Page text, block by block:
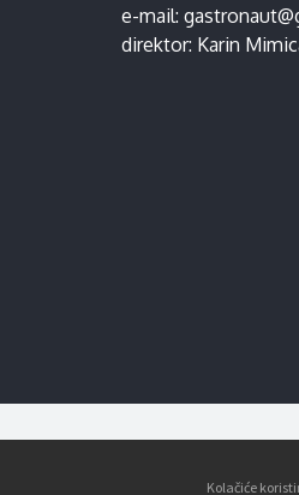
e-mail:
direktor: Karin
Kolačiće